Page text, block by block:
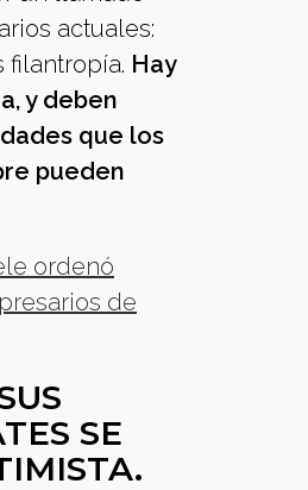
actuales:
filantropía. Hay
y deben
que los
pueden
ordenó
de
SE